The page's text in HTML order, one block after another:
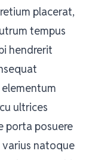
placerat,
tempus
hendrerit
ultrices
porta posuere
varius natoque